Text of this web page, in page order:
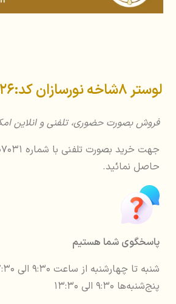
لوستر 8شاخه نورسازان کد:8026
فروش بصورت حضوری، تلفنی و انلاین
حاصل نمائید.
پاسخگوی شما هستیم
شنبه تا چهارشنبه از ساعت ۹:۳۰ الی ۱۷:۳۰
پنج‌شنبه‌ها ۹:۳۰ الی ۱۳:۳۰